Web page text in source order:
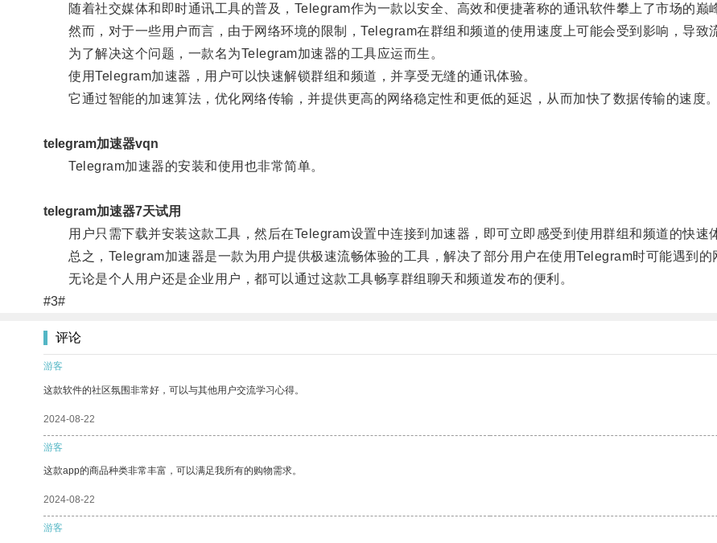
随着社交媒体和即时通讯工具的普及，Telegram作为一款以安全、高效和便捷著称的通讯软件攀上了市场的巅
然而，对于一些用户而言，由于网络环境的限制，Telegram在群组和频道的使用速度上可能会受到影响，导致
为了解决这个问题，一款名为Telegram加速器的工具应运而生。
使用Telegram加速器，用户可以快速解锁群组和频道，并享受无缝的通讯体验。
它通过智能的加速算法，优化网络传输，并提供更高的网络稳定性和更低的延迟，从而加快了数据传输的速度。
telegram加速器vqn
Telegram加速器的安装和使用也非常简单。
telegram加速器7天试用
用户只需下载并安装这款工具，然后在Telegram设置中连接到加速器，即可立即感受到使用群组和频道的快速
总之，Telegram加速器是一款为用户提供极速流畅体验的工具，解决了部分用户在使用Telegram时可能遇到的
无论是个人用户还是企业用户，都可以通过这款工具畅享群组聊天和频道发布的便利。
#3#
评论
游客
这款软件的社区氛围非常好，可以与其他用户交流学习心得。
2024-08-22
游客
这款app的商品种类非常丰富，可以满足我所有的购物需求。
2024-08-22
游客